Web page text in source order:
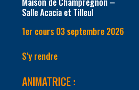
Salle Acacia et Tilleul
1er cours 03 septembre 2026
S’y rendre
ANIMATRICE :